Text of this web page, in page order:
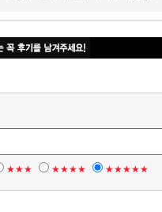
★★★ ★★★★ ★★★★★